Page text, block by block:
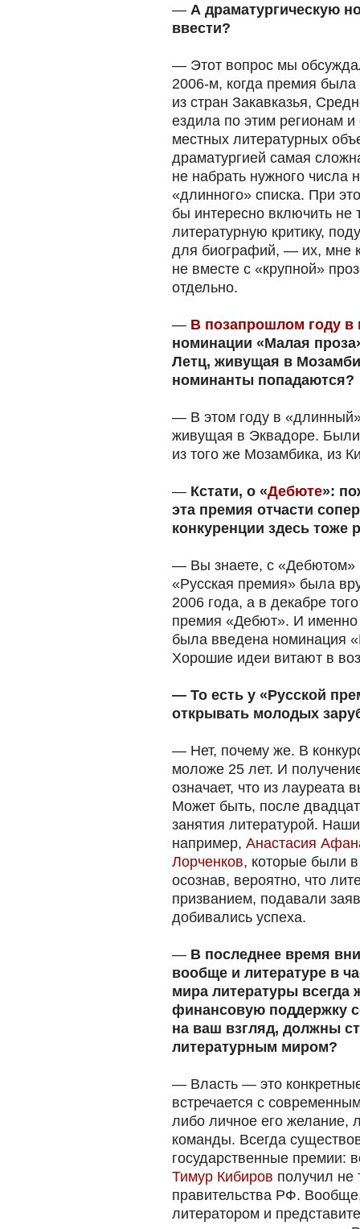
— А драматургическую
ввести?
— Этот вопрос мы
2006-м, когда премия
из стран Закавказья,
ездила по этим регионам
местных литературных
драматургией самая
не набрать нужного числа
«длинного» списка. При
бы интересно включить не
литературную критику,
для биографий, — их, мне
не вместе с «крупной»
отдельно.
— В позапрошлом году в
номинации «Малая
Летц, живущая в
номинанты попадаются?
— В этом году в
живущая в Эквадоре. Были
из того же Мозамбика, из
— Кстати, о «Дебюте»:
эта премия отчасти
конкуренции здесь тоже
— Вы знаете, с «Дебютом»
«Русская премия» была
2006 года, а в декабре
премия «Дебют». И
была введена номинация
Хорошие идеи витают в
— То есть у «Русской
открывать молодых
— Нет, почему же. В
моложе 25 лет. И
означает, что из лауреата
Может быть, после
занятия литературой.
например, Анастасия
Лорченков, которые были
осознав, вероятно, что
призванием, подавали
добивались успеха.
— В последнее время
вообще и литературе в
мира литературы всегда
финансовую поддержку
на ваш взгляд, должны
литературным миром?
— Власть — это
встречается с
либо личное его желание,
команды. Всегда
государственные премии:
Тимур Кибиров получил не
правительства РФ.
литератором и